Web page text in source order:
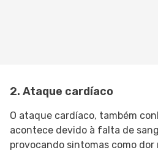
2. Ataque cardíaco
O ataque cardíaco, também
acontece devido à falta de
provocando sintomas como